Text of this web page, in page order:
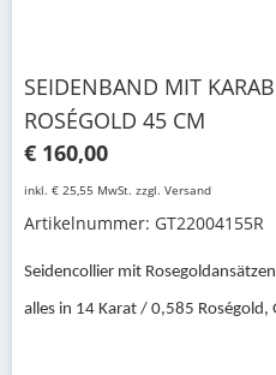
SEIDENBAND MIT
ROSÉGOLD 45 CM
€ 160,00
inkl. € 25,55 MwSt. zzgl. Versand
Artikelnummer: GT22004155R
Seidencollier mit
alles in 14 Karat / 0,585